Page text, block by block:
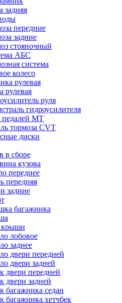
задняя
передние
задние
стояночный
АБС
система
колесо
рулевая
рулевая
руля
гидроусилителя
педалей МТ
тормоза CVT
диски
в сборе
кузова
переднее
передняя
задние
багажника
лобовое
заднее
двери передней
двери задней
двери передней
двери задней
багажника седан
багажника хетчбек